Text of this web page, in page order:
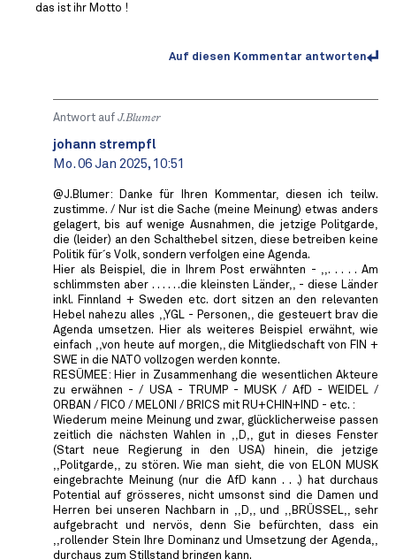
das ist ihr Motto !
Auf diesen Kommentar antworten
Antwort auf J.Blumer
johann strempfl
Mo. 06 Jan 2025, 10:51
@J.Blumer: Danke für Ihren Kommentar, diesen ich teilw.
zustimme. / Nur ist die Sache (meine Meinung) etwas anders
gelagert, bis auf wenige Ausnahmen, die jetzige Politgarde,
die (leider) an den Schalthebel sitzen, diese betreiben keine
Politik für´s Volk, sondern verfolgen eine Agenda.
Hier als Beispiel, die in Ihrem Post erwähnten - ,,. . . . . Am
schlimmsten aber . . . . . .die kleinsten Länder,, - diese Länder
inkl. Finnland + Sweden etc. dort sitzen an den relevanten
Hebel nahezu alles ,,YGL - Personen,, die gesteuert brav die
Agenda umsetzen. Hier als weiteres Beispiel erwähnt, wie
einfach ,,von heute auf morgen,, die Mitgliedschaft von FIN +
SWE in die NATO vollzogen werden konnte.
RESÜMEE: Hier in Zusammenhang die wesentlichen Akteure
zu erwähnen - / USA - TRUMP - MUSK / AfD - WEIDEL /
ORBAN / FICO / MELONI / BRICS mit RU+CHIN+IND - etc. :
Wiederum meine Meinung und zwar, glücklicherweise passen
zeitlich die nächsten Wahlen in ,,D,, gut in dieses Fenster
(Start neue Regierung in den USA) hinein, die jetzige
,,Politgarde,, zu stören. Wie man sieht, die von ELON MUSK
eingebrachte Meinung (nur die AfD kann . . .) hat durchaus
Potential auf grösseres, nicht umsonst sind die Damen und
Herren bei unseren Nachbarn in ,,D,, und ,,BRÜSSEL,, sehr
aufgebracht und nervös, denn Sie befürchten, dass ein
,,rollender Stein Ihre Dominanz und Umsetzung der Agenda,,
durchaus zum Stillstand bringen kann.